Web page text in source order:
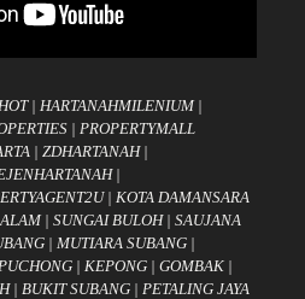
| HARTANAHMILENIUM|
| PROPERTYMALL
| ZDHARTANAH|
|
| KOTA DAMANSARA
| SUNGAI BULOH| SAUJANA
| MUTIARA SUBANG |
PUCHONG | KEPONG | GOMBAK |
| BUKIT SUBANG | PETALING JAYA